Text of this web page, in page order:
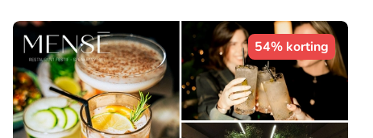
54% korting